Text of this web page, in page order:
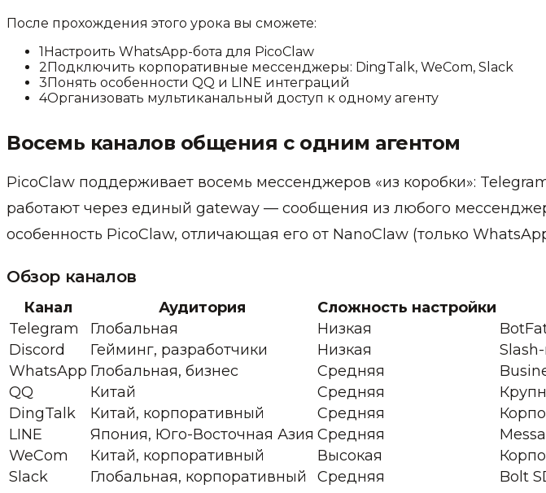
После прохождения этого урока вы сможете:
1Настроить WhatsApp-бота для PicoClaw
2Подключить корпоративные мессенджеры: DingTalk, WeCom, Slack
3Понять особенности QQ и LINE интеграций
4Организовать мультиканальный доступ к одному агенту
Восемь каналов общения с одним агентом
PicoClaw поддерживает восемь мессенджеров «из коробки»:
работают через единый gateway — сообщения из любого
особенность PicoClaw, отличающая его от NanoClaw (только
Обзор каналов
Канал Аудитория Сложность настройки
Telegram
Глобальная Низкая
Discord
Гейминг, разработчики Низкая
WhatsApp Глобальная, бизнес Средняя
QQ
Китай Средняя
DingTalk
Китай, корпоративный Средняя
LINE
Япония, Юго-Восточная Азия Средняя
WeCom
Китай, корпоративный Высокая
Slack
Глобальная, корпоративный Средняя Bolt